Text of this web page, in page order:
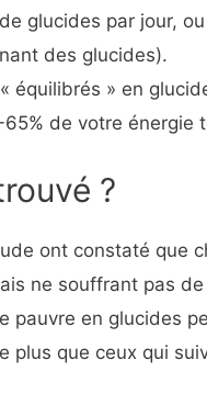
glucides par jour,
des glucides).
équilibrés » en
de votre énergie
?
ont constaté que
ne souffrant pas
pauvre en glucides
plus que ceux qui